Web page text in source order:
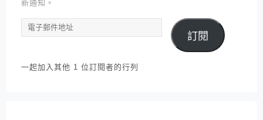
新通知。
電
子
件
訂閱
一起加入其他 1 位訂閱者的行列